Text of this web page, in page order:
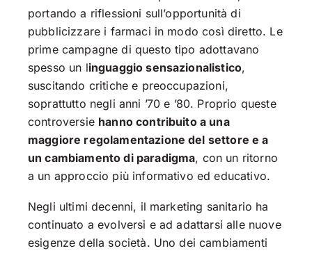
portando a riflessioni sull’opportunità di
pubblicizzare i farmaci in modo così diretto. Le
prime campagne di questo tipo adottavano
spesso un linguaggio sensazionalistico,
suscitando critiche e preoccupazioni,
soprattutto negli anni ’70 e ’80. Proprio queste
controversie hanno contribuito a una
maggiore regolamentazione del settore e a
un cambiamento di paradigma, con un ritorno
a un approccio più informativo ed educativo.
Negli ultimi decenni, il marketing sanitario ha
continuato a evolversi e ad adattarsi alle nuove
esigenze della società. Uno dei cambiamenti